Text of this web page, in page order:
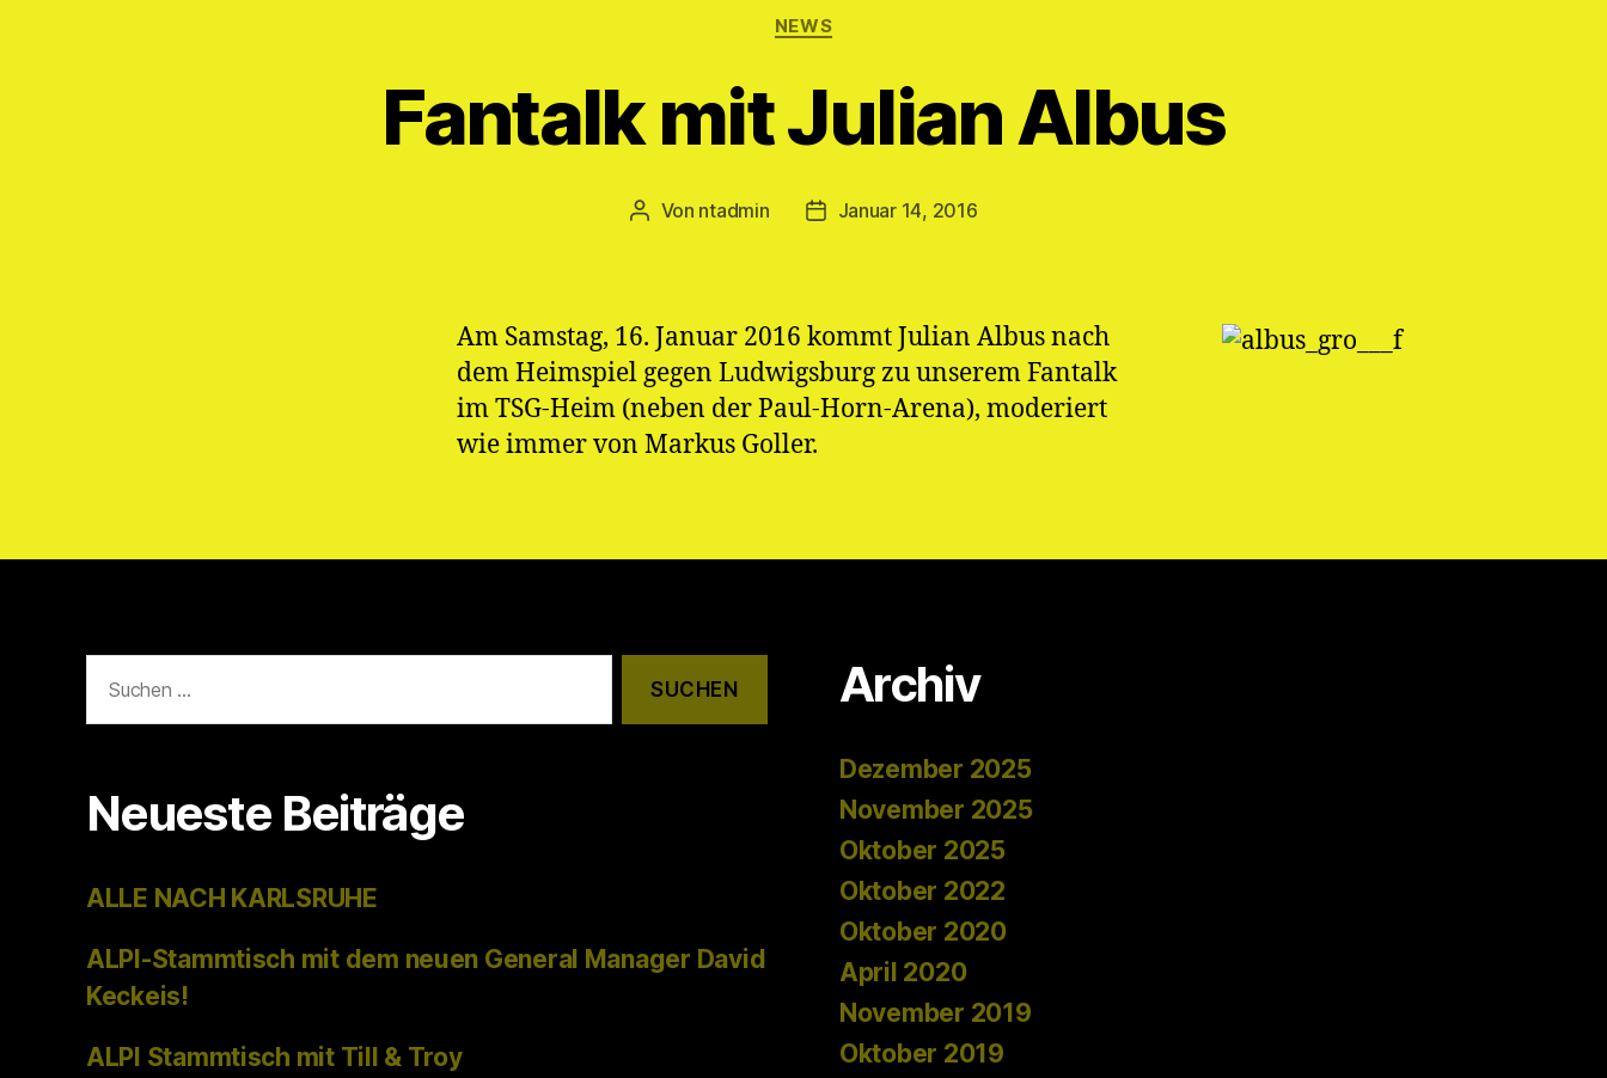
Kategorien
NEWS
Fantalk mit Julian Albus
Beitragsautor
Von ntadmin Veröffentlichungsdatum
Januar 14, 2016
Am Samstag, 16. Januar 2016 kommt Julian Albus nach
dem Heimspiel gegen Ludwigsburg zu unserem Fantalk
im TSG-Heim (neben der Paul-Horn-Arena), moderiert
wie immer von Markus Goller.
nach:
Neueste Beiträge
ALLE NACH KARLSRUHE
ALPI-Stammtisch mit dem neuen General Manager David
Keckeis!
ALPI Stammtisch mit Till & Troy
Archiv
Dezember 2025
November 2025
Oktober 2025
Oktober 2022
Oktober 2020
April 2020
November 2019
Oktober 2019